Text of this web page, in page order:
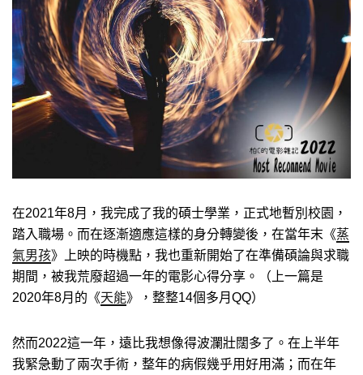
在2021年8月，我完成了我的碩士學業，正式地暫別校園，
踏入職場。而在逐漸適應這樣的身分轉變後，在當年末《蒸
氣男孩》上映的時機點，我也重新開始了在準備碩論與求職
期間，被我荒廢超過一年的電影心得分享。（上一篇是
2020年8月的《天能》，整整14個多月QQ）
然而2022這一年，遠比我想像得波瀾壯闊多了。在上半年
我緊急動了兩次手術，整年的病假幾乎用好用滿；而在年